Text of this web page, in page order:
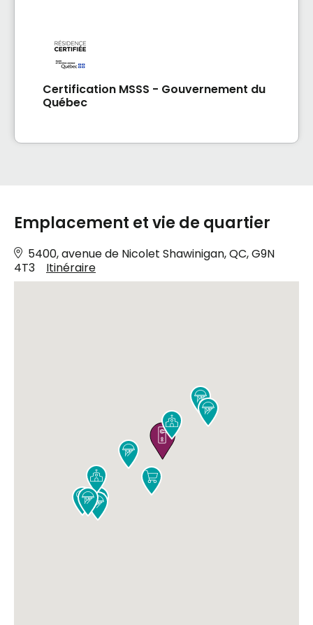
Certification MSSS - Gouvernement du
Québec
Emplacement et vie de quartier
5400, avenue de Nicolet Shawinigan, QC, G9N
4T3
Itinéraire










